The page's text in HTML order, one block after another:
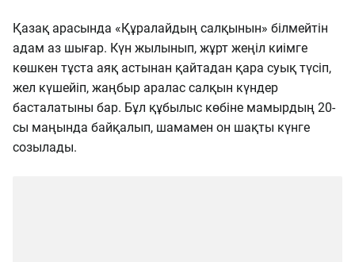
Қазақ арасында «Құралайдың салқынын» білмейтін
адам аз шығар. Күн жылынып, жұрт жеңіл киімге
көшкен тұста аяқ астынан қайтадан қара суық түсіп,
жел күшейіп, жаңбыр аралас салқын күндер
басталатыны бар. Бұл құбылыс көбіне мамырдың 20-
сы маңында байқалып, шамамен он шақты күнге
созылады.